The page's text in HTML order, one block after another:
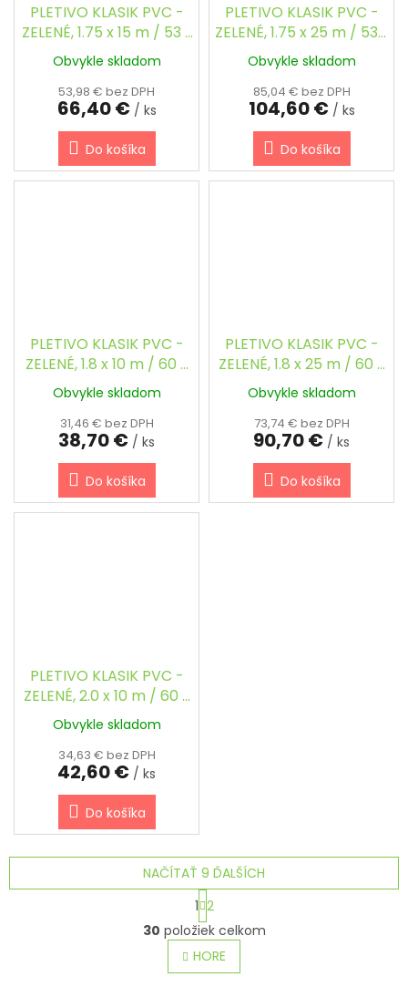
PLETIVO KLASIK PVC -
ZELENÉ, 1.75 x 15 m / 53 x
53 / 2.5 mm, KOMPAKT
Obvykle skladom
53,98 € bez DPH
66,40 € / ks
Do košíka
PLETIVO KLASIK PVC -
ZELENÉ, 1.75 x 25 m / 53 x
53 / 2.5 mm, KOMPAKT
Obvykle skladom
85,04 € bez DPH
104,60 € / ks
Do košíka
PLETIVO KLASIK PVC -
ZELENÉ, 1.8 x 10 m / 60 x
60 / 2.5 mm
Obvykle skladom
31,46 € bez DPH
38,70 € / ks
Do košíka
PLETIVO KLASIK PVC -
ZELENÉ, 1.8 x 25 m / 60 x
60 / 2.5 mm
Obvykle skladom
73,74 € bez DPH
90,70 € / ks
Do košíka
PLETIVO KLASIK PVC -
ZELENÉ, 2.0 x 10 m / 60 x
60 / 2.5 mm
Obvykle skladom
34,63 € bez DPH
42,60 € / ks
Do košíka
O
v
l
á
NAČÍTAŤ 9 ĎALŠÍCH
S
t
r
á
n
k
1 2
30 položiek celkom
HORE